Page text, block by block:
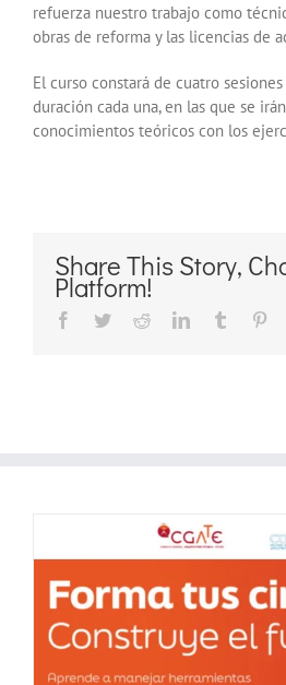
refuerza nuestro trabajo como
obras de reforma y las licencias de
El curso constará de cuatro
duración cada una, en las que se
conocimientos teóricos con los
Share This Story,
Platform!
Facebook
TwitterRedditLinkedInTumblr